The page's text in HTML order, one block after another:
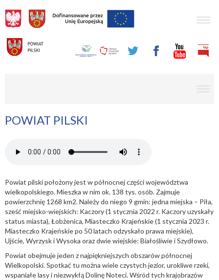
POWIAT PILSKI
Powiat pilski położony jest w północnej części województwa
wielkopolskiego. Mieszka w nim ok. 138 tys. osób. Zajmuje
powierzchnię 1268 km2. Należy do niego 9 gmin: jedna miejska – Piła,
sześć miejsko-wiejskich: Kaczory (1 stycznia 2022 r. Kaczory uzyskały
status miasta), Łobżenica, Miasteczko Krajeńskie (1 stycznia 2023 r.
Miasteczko Krajeńskie po 50 latach odzyskało prawa miejskie),
Ujście, Wyrzysk i Wysoka oraz dwie wiejskie: Białośliwie i Szydłowo.
Powiat obejmuje jeden z najpiękniejszych obszarów północnej
Wielkopolski. Spotkać tu można wiele czystych jezior, urokliwe rzeki,
wspaniałe lasy i niezwykłą Dolinę Noteci. Wśród tych krajobrazów